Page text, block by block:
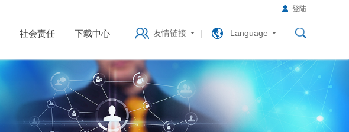
社会责任 下载中心
登陆
友情链接 Language